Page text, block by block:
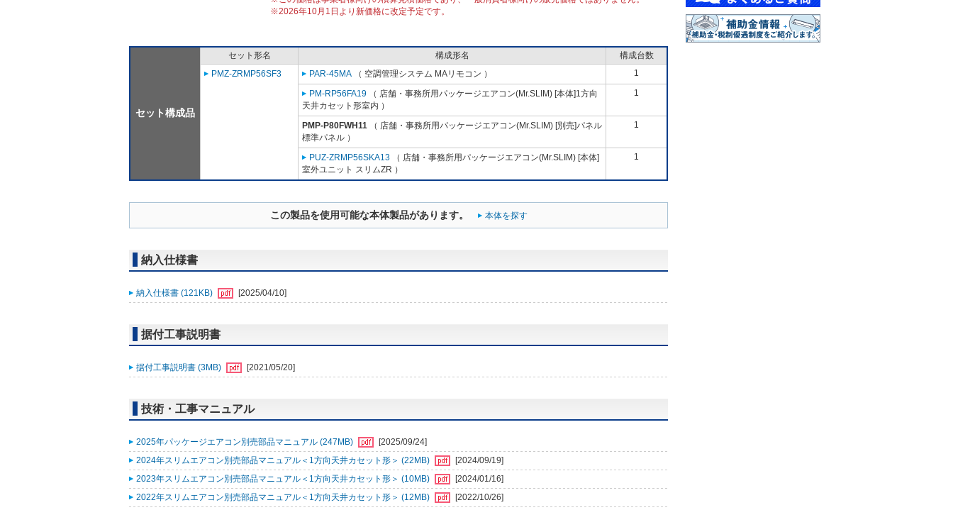
※2026年10月1日より新価格に改定予定です。
セット構成品
セット形名 構成形名
構成台数
PMZ-ZRMP56SF3
PAR-45MA （ 空調管理システム MAリモコン ） 1
PM-RP56FA19 （ 店舗・事務所用パッケージエアコン(Mr.SLIM) [本体]1方向
天井カセット形室内 ）
1
PMP-P80FWH11 （ 店舗・事務所用パッケージエアコン(Mr.SLIM) [別売]パネル
標準パネル ）
1
PUZ-ZRMP56SKA13 （ 店舗・事務所用パッケージエアコン(Mr.SLIM) [本体]
室外ユニット スリムZR ）
1
この製品を使用可能な本体製品があります。 本体を探す
納入仕様書
納入仕様書 (121KB) [2025/04/10]
据付工事説明書
据付工事説明書 (3MB) [2021/05/20]
技術・工事マニュアル
2025年パッケージエアコン別売部品マニュアル (247MB)
[2025/09/24]
2024年スリムエアコン別売部品マニュアル＜1方向天井カセット形＞ (22MB)
[2024/09/19]
2023年スリムエアコン別売部品マニュアル＜1方向天井カセット形＞ (10MB)
[2024/01/16]
2022年スリムエアコン別売部品マニュアル＜1方向天井カセット形＞ (12MB)
[2022/10/26]